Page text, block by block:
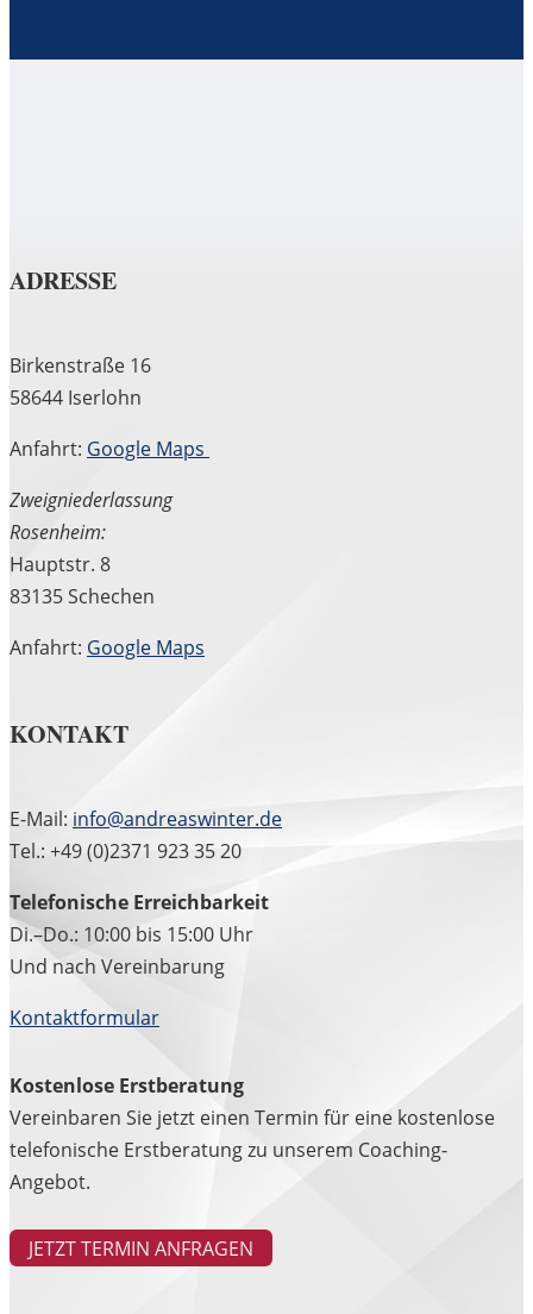
ADRESSE
Birkenstraße 16
58644 Iserlohn
Anfahrt: Google Maps
Zweigniederlassung
Rosenheim:
Hauptstr. 8
83135 Schechen
Anfahrt: Google Maps
KONTAKT
E-Mail: info@andreaswinter.de
Tel.: +49 (0)2371 923 35 20
Telefonische Erreichbarkeit
Di.–Do.: 10:00 bis 15:00 Uhr
Und nach Vereinbarung
Kontaktformular
Kostenlose Erstberatung
Vereinbaren Sie jetzt einen Termin für eine kostenlose
telefonische Erstberatung zu unserem Coaching-
Angebot.
JETZT TERMIN ANFRAGEN